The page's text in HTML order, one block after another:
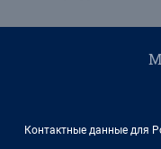
Контактные данные для